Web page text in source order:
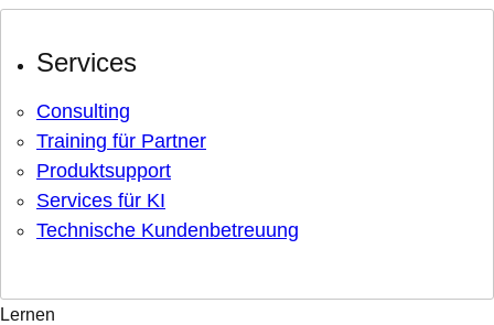
Services
Consulting
Training für Partner
Produktsupport
Services für KI
Technische Kundenbetreuung
Lernen